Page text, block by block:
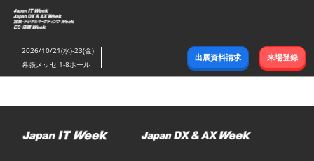
ス
キ
ッ
し
2026/10/21(水)-23(金)
幕張メッセ 1-8ホール
出展資料請求 来場登録